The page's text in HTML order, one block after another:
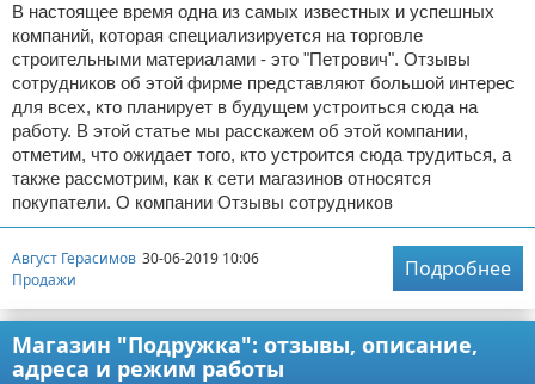
В настоящее время одна из самых известных и успешных
компаний, которая специализируется на торговле
строительными материалами - это "Петрович". Отзывы
сотрудников об этой фирме представляют большой интерес
для всех, кто планирует в будущем устроиться сюда на
работу. В этой статье мы расскажем об этой компании,
отметим, что ожидает того, кто устроится сюда трудиться, а
также рассмотрим, как к сети магазинов относятся
покупатели. О компании Отзывы сотрудников
Август Герасимов 30-06-2019 10:06
Продажи
Подробнее
Магазин "Подружка": отзывы, описание,
адреса и режим работы